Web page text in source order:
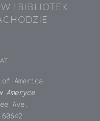
I BIBLIOTEK
of America
Ameryce
Ave.